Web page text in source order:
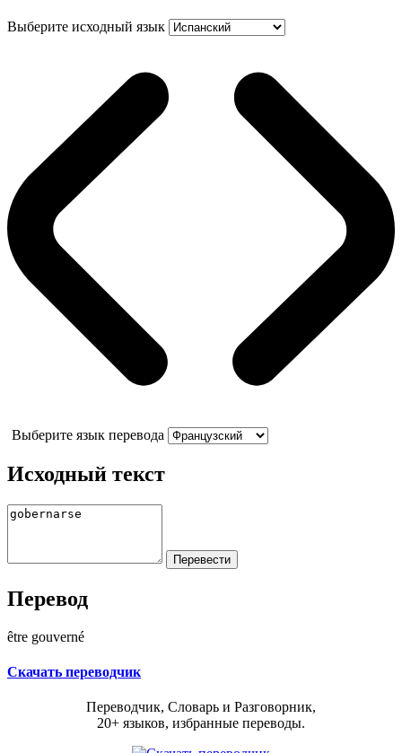
Выберите исходный язык
Выберите язык перевода
Исходный текст
Перевод
être gouverné
Скачать переводчик
Переводчик, Словарь и Разговорник,
20+ языков, избранные переводы.